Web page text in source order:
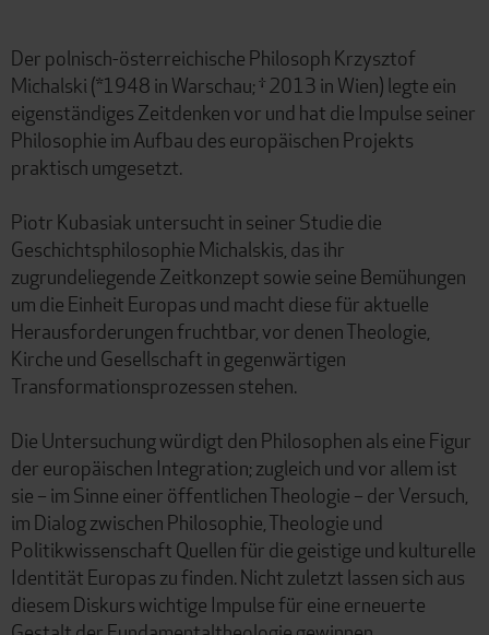
Der polnisch-österreichische Philosoph Krzysztof
Michalski (*1948 in Warschau; † 2013 in Wien) legte ein
eigenständiges Zeitdenken vor und hat die Impulse seiner
Philosophie im Aufbau des europäischen Projekts
praktisch umgesetzt.
Piotr Kubasiak untersucht in seiner Studie die
Geschichtsphilosophie Michalskis, das ihr
zugrundeliegende Zeitkonzept sowie seine Bemühungen
um die Einheit Europas und macht diese für aktuelle
Herausforderungen fruchtbar, vor denen Theologie,
Kirche und Gesellschaft in gegenwärtigen
Transformationsprozessen stehen.
Die Untersuchung würdigt den Philosophen als eine Figur
der europäischen Integration; zugleich und vor allem ist
sie – im Sinne einer öffentlichen Theologie – der Versuch,
im Dialog zwischen Philosophie, Theologie und
Politikwissenschaft Quellen für die geistige und kulturelle
Identität Europas zu finden. Nicht zuletzt lassen sich aus
diesem Diskurs wichtige Impulse für eine erneuerte